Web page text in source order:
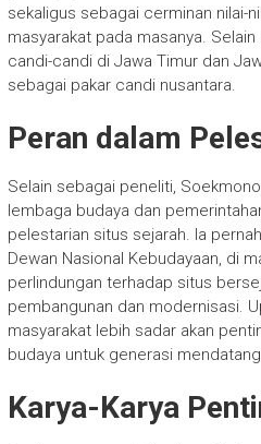
sekaligus sebagai cerminan nilai-
masyarakat pada masanya.
candi-candi di Jawa Timur dan
sebagai pakar candi nusantara.
Peran dalam
Selain sebagai peneliti,
lembaga budaya dan
pelestarian situs sejarah. Ia
Dewan Nasional Kebudayaan, di
perlindungan terhadap situs
pembangunan dan modernisasi.
masyarakat lebih sadar akan
budaya untuk generasi
Karya-Karya